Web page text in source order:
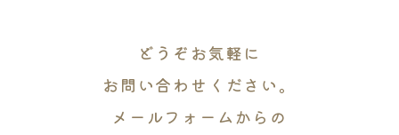
どうぞお気軽に
お問い合わせください。
メールフォームからの